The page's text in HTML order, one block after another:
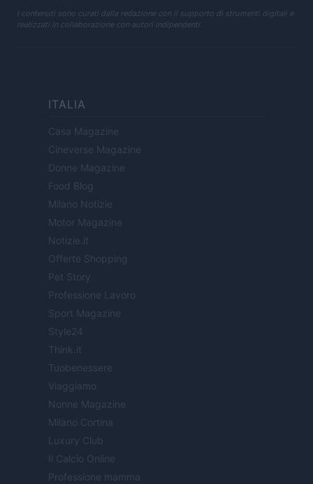
I contenuti sono curati dalla redazione con il supporto di strumenti digitali e
realizzati in collaborazione con autori indipendenti.
ITALIA
Casa Magazine
Cineverse Magazine
Donne Magazine
Food Blog
Milano Notizie
Motor Magazine
Notizie.it
Offerte Shopping
Pet Story
Professione Lavoro
Sport Magazine
Style24
Think.it
Tuobenessere
Viaggiamo
Nonne Magazine
Milano Cortina
Luxury Club
Il Calcio Online
Professione mamma